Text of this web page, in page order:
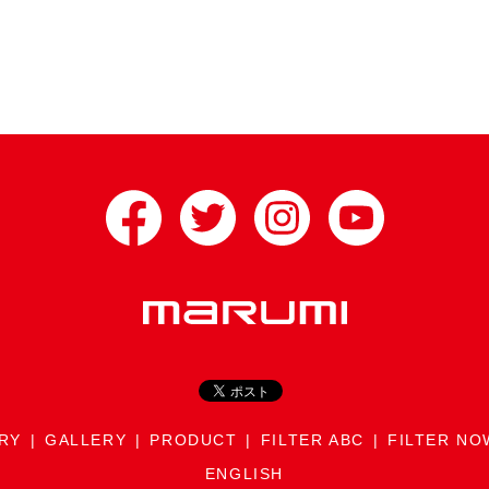
GALLERY PRODUCT FILTER ABC
FILTER
ENGLISH